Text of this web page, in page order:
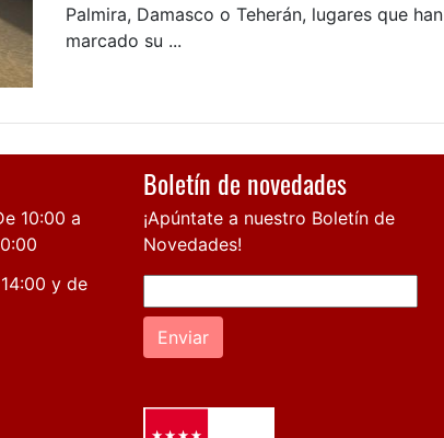
Palmira, Damasco o Teherán, lugares que han
marcado su ...
10:00 a
y de
Boletín de novedades
¡Apúntate a nuestro Boletín de
Novedades!
Enviar